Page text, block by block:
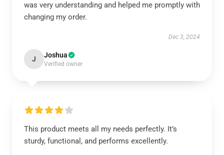
was very understanding and helped me promptly with
changing my order.
Dec 3, 2024
J Joshua
Verified owner
This product meets all my needs perfectly. It’s
sturdy, functional, and performs excellently.